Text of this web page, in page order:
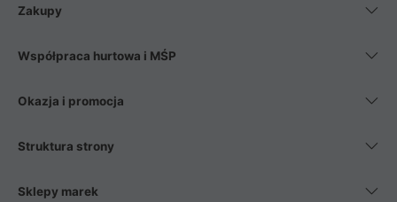
wentylatory. Na koniec mając już to wszystko, możesz
Zakupy
Współpraca hurtowa i MŚP
Okazja i promocja
Struktura strony
Sklepy marek